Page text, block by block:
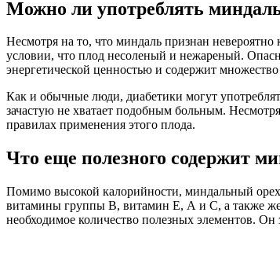
Можно ли употреблять
Несмотря на то, что миндаль признан
условии, что плод несоленый и нежареный.
энергетической ценностью и содержит
Как и обычные люди, диабетики могут
зачастую не хватает подобным больным.
правилах применения этого плода.
Что еще полезного содержит
Помимо высокой калорийности, миндальный
витамины группы B, витамин Е, А и С, а также
необходимое количество полезных элементов.